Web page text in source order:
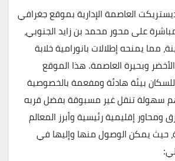
العاصمة الإداريةبموقع جغرافي
علىمحور محمد بن زايد الجنوبي،
مما يمنحه إطلالات بانورامية خلابة
وبحيرة العاصمة. هذا الموقع
للسكان بيئة هادئة ومفعمة بالخصوصية
سهولة تنقل غير مسبوقة بفضل قربه
إقليمية رئيسية وأبرز المعالم
حيث يمكن الوصول منها وإليها في